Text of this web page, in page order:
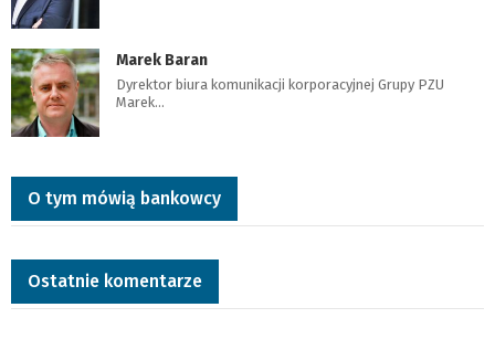
Marek Baran
Dyrektor biura komunikacji korporacyjnej Grupy PZU
Marek…
O tym mówią bankowcy
Ostatnie komentarze